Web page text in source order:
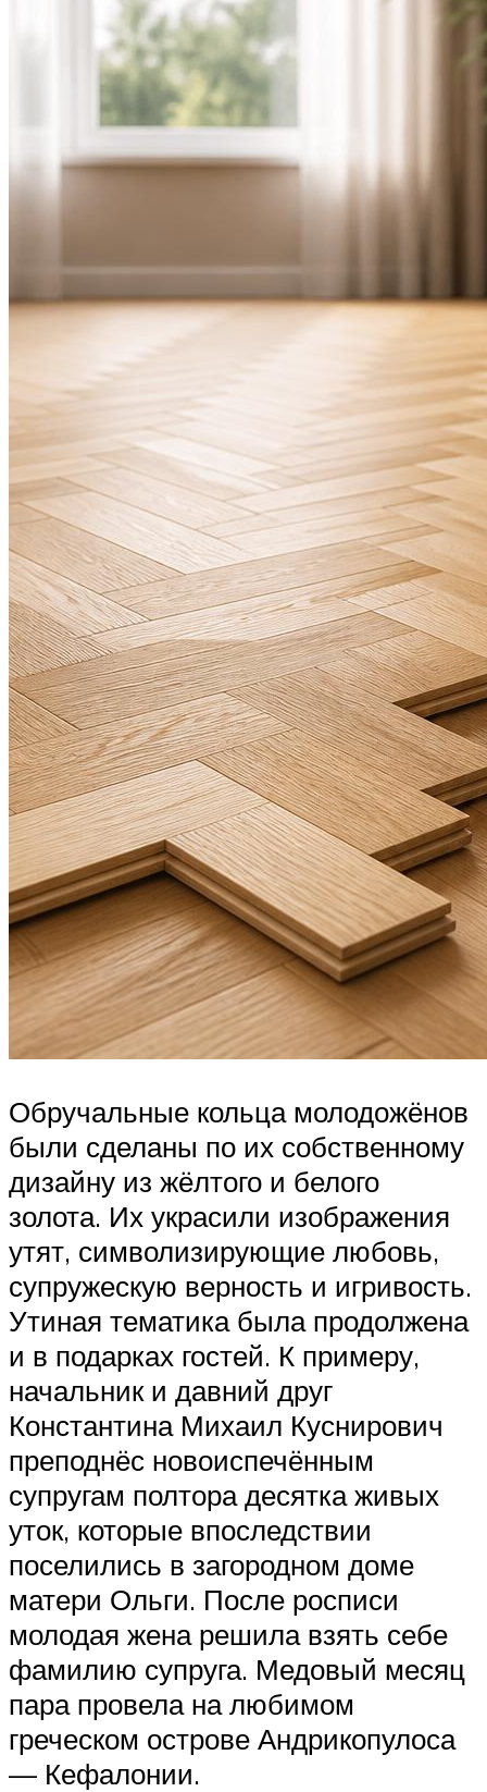
Обручальные кольца молодожёнов
были сделаны по их собственному
дизайну из жёлтого и белого
золота. Их украсили изображения
утят, символизирующие любовь,
супружескую верность и игривость.
Утиная тематика была продолжена
и в подарках гостей. К примеру,
начальник и давний друг
Константина Михаил Куснирович
преподнёс новоиспечённым
супругам полтора десятка живых
уток, которые впоследствии
поселились в загородном доме
матери Ольги. После росписи
молодая жена решила взять себе
фамилию супруга. Медовый месяц
пара провела на любимом
греческом острове Андрикопулоса
— Кефалонии.